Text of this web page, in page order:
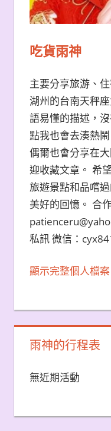
吃貨雨神
主要分享旅游、
湖州的台南天秤
語易懂的描述，
點我也會去湊熱
偶爾也會分享在
迎收藏文章。 希
旅遊景點和品嚐
美好的回憶。 合
私訊 微信：
顯示完整個人檔
雨神的行程表
無近期活動